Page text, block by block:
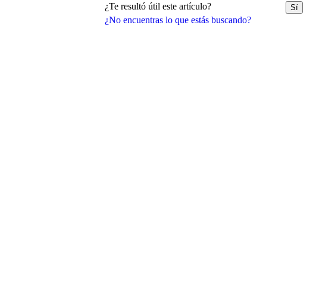
¿No encuentras lo que estás buscando?
¿Te resultó útil este artículo? Sí